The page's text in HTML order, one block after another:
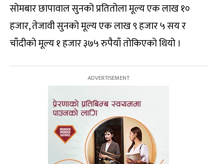
सोमबार छापावाल सुनको प्रतितोला मूल्य एक लाख १०
हजार, तेजावी सुनको मूल्य एक लाख ९ हजार ५ सय र
चाँदीको मूल्य १ हजार ३७५ रुपैयाँ तोकिएको थियो ।